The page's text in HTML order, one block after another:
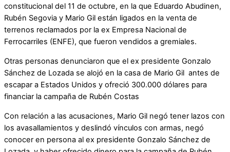
constitucional del 11 de octubre, en la que Eduardo Abudinen,
Rubén Segovia y Mario Gil están ligados en la venta de
terrenos reclamados por la ex Empresa Nacional de
Ferrocarriles (ENFE), que fueron vendidos a gremiales.
Otras personas denunciaron que el ex presidente Gonzalo
Sánchez de Lozada se alojó en la casa de Mario Gil antes de
escapar a Estados Unidos y ofreció 300.000 dólares para
financiar la campaña de Rubén Costas
Con relación a las acusaciones, Mario Gil negó tener lazos con
los avasallamientos y deslindó vínculos con armas, negó
conocer en persona al ex presidente Gonzalo Sánchez de